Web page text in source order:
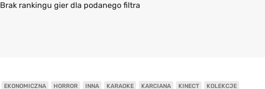
Brak rankingu gier dla podanego filtra
EKONOMICZNA HORROR INNA KARAOKE KARCIANA KINECT KOLEKCJE